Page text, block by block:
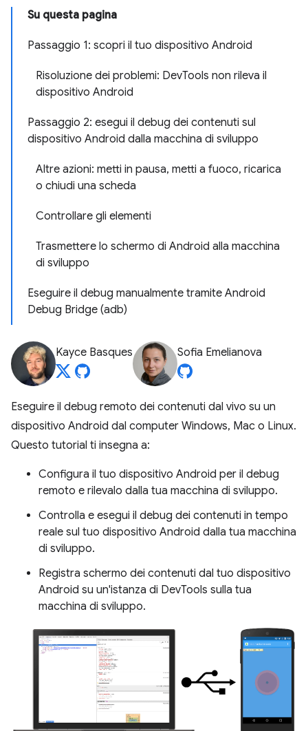
Su questa pagina
Passaggio 1: scopri il tuo dispositivo Android
Risoluzione dei problemi: DevTools non rileva il
dispositivo Android
Passaggio 2: esegui il debug dei contenuti sul
dispositivo Android dalla macchina di sviluppo
Altre azioni: metti in pausa, metti a fuoco, ricarica
o chiudi una scheda
Controllare gli elementi
Trasmettere lo schermo di Android alla macchina
di sviluppo
Eseguire il debug manualmente tramite Android
Debug Bridge (adb)
Kayce Basques Sofia Emelianova
Eseguire il debug remoto dei contenuti dal vivo su un
dispositivo Android dal computer Windows, Mac o Linux.
Questo tutorial ti insegna a:
Configura il tuo dispositivo Android per il debug
remoto e rilevalo dalla tua macchina di sviluppo.
Controlla e esegui il debug dei contenuti in tempo
reale sul tuo dispositivo Android dalla tua macchina
di sviluppo.
Registra schermo dei contenuti dal tuo dispositivo
Android su un'istanza di DevTools sulla tua
macchina di sviluppo.